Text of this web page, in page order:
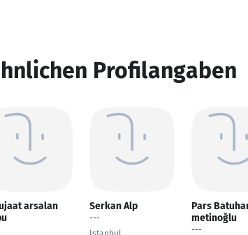
Profilangaben
arsalan
Serkan Alp
---
Pars
metinoğlu
---